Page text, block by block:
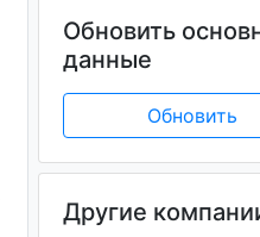
Обновить
данные
Обновить
Другие